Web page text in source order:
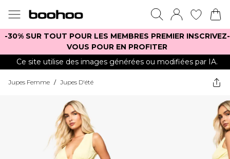
-30% SUR TOUT POUR LES MEMBRES PREMIER INSCRIVEZ-
VOUS POUR EN PROFITER
Ce site utilise des images générées ou modifiées par IA.
Jupes Femme / Jupes D'été